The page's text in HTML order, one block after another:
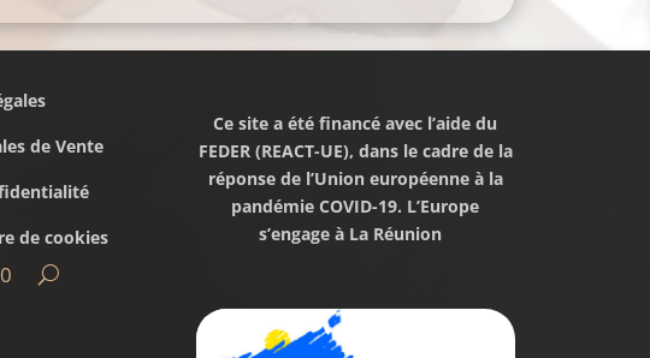
de Vente
de cookies
Ce site a été financé avec l’aide du
FEDER (REACT-UE), dans le cadre de la
réponse de l’Union européenne à la
pandémie COVID-19. L’Europe
s’engage à La Réunion